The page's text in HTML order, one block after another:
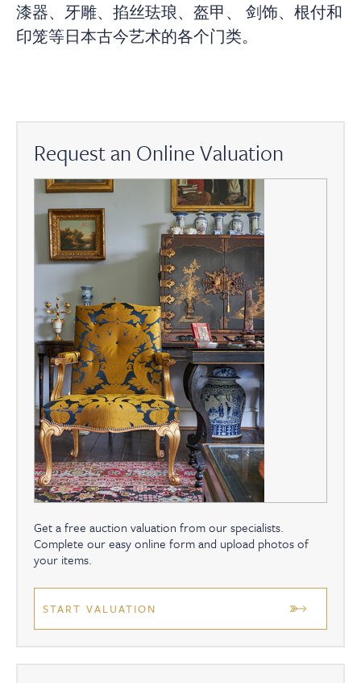
漆器、牙雕、掐丝珐琅、盔甲、 剑饰、根付和
印笼等日本古今艺术的各个门类。
Request an Online Valuation
Get a free auction valuation from our specialists.
Complete our easy online form and upload photos of
your items.
START VALUATION